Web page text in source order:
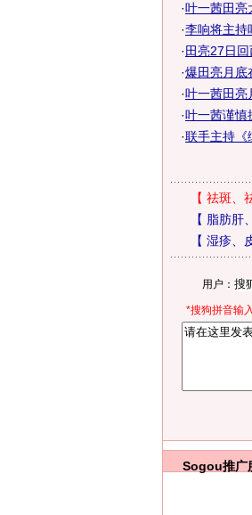
·叶一茜田亮
·李响将主持
· 田亮27日
·爆田亮月底
·叶一茜田亮
·叶一茜谨慎
·联手主持《
【 祛斑、
【 脂肪肝
【 湿疹、
用户：
*搜狗拼音输
Sogou推广